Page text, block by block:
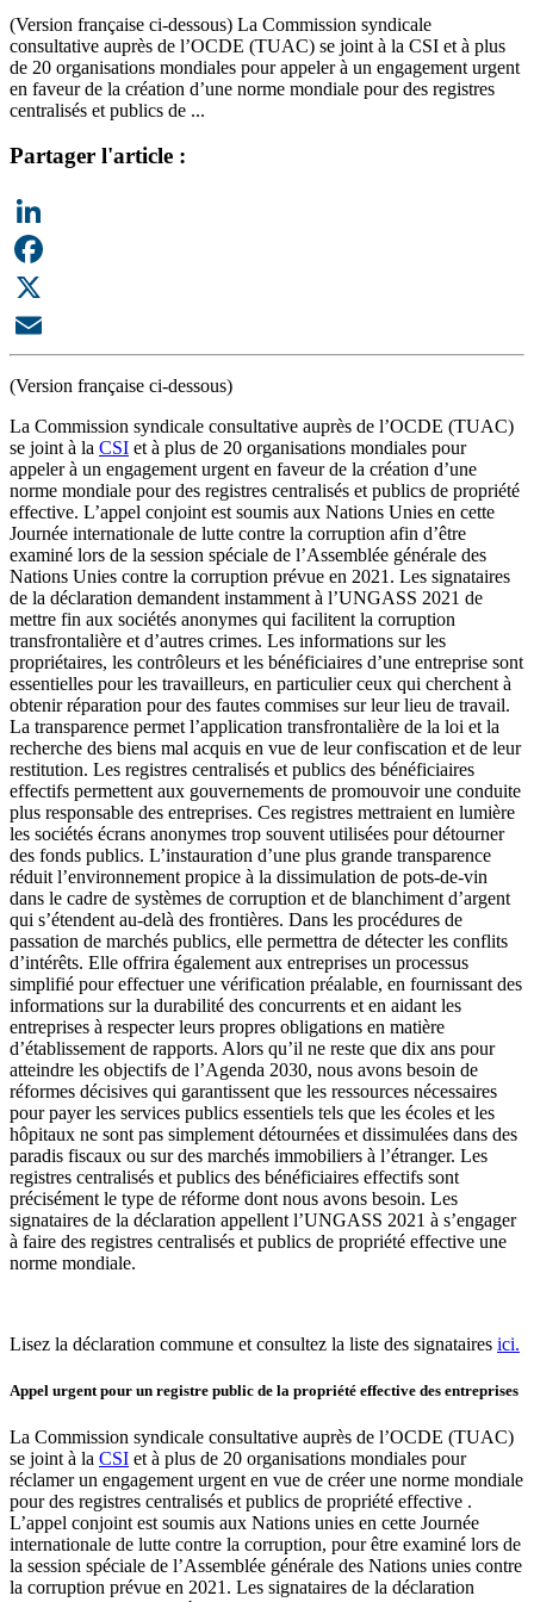
(Version française ci-dessous) La Commission syndicale
consultative auprès de l’OCDE (TUAC) se joint à la CSI et à plus
de 20 organisations mondiales pour appeler à un engagement urgent
en faveur de la création d’une norme mondiale pour des registres
centralisés et publics de ...
Partager l'article :
LinkedIn
Facebook
X
Email
(Version française ci-dessous)
La Commission syndicale consultative auprès de l’OCDE (TUAC)
se joint à la CSI et à plus de 20 organisations mondiales pour
appeler à un engagement urgent en faveur de la création d’une
norme mondiale pour des registres centralisés et publics de propriété
effective. L’appel conjoint est soumis aux Nations Unies en cette
Journée internationale de lutte contre la corruption afin d’être
examiné lors de la session spéciale de l’Assemblée générale des
Nations Unies contre la corruption prévue en 2021. Les signataires
de la déclaration demandent instamment à l’UNGASS 2021 de
mettre fin aux sociétés anonymes qui facilitent la corruption
transfrontalière et d’autres crimes. Les informations sur les
propriétaires, les contrôleurs et les bénéficiaires d’une entreprise sont
essentielles pour les travailleurs, en particulier ceux qui cherchent à
obtenir réparation pour des fautes commises sur leur lieu de travail.
La transparence permet l’application transfrontalière de la loi et la
recherche des biens mal acquis en vue de leur confiscation et de leur
restitution. Les registres centralisés et publics des bénéficiaires
effectifs permettent aux gouvernements de promouvoir une conduite
plus responsable des entreprises. Ces registres mettraient en lumière
les sociétés écrans anonymes trop souvent utilisées pour détourner
des fonds publics. L’instauration d’une plus grande transparence
réduit l’environnement propice à la dissimulation de pots-de-vin
dans le cadre de systèmes de corruption et de blanchiment d’argent
qui s’étendent au-delà des frontières. Dans les procédures de
passation de marchés publics, elle permettra de détecter les conflits
d’intérêts. Elle offrira également aux entreprises un processus
simplifié pour effectuer une vérification préalable, en fournissant des
informations sur la durabilité des concurrents et en aidant les
entreprises à respecter leurs propres obligations en matière
d’établissement de rapports. Alors qu’il ne reste que dix ans pour
atteindre les objectifs de l’Agenda 2030, nous avons besoin de
réformes décisives qui garantissent que les ressources nécessaires
pour payer les services publics essentiels tels que les écoles et les
hôpitaux ne sont pas simplement détournées et dissimulées dans des
paradis fiscaux ou sur des marchés immobiliers à l’étranger. Les
registres centralisés et publics des bénéficiaires effectifs sont
précisément le type de réforme dont nous avons besoin. Les
signataires de la déclaration appellent l’UNGASS 2021 à s’engager
à faire des registres centralisés et publics de propriété effective une
norme mondiale.
Lisez la déclaration commune et consultez la liste des signataires ici.
Appel urgent pour un registre public de la propriété effective des entreprises
La Commission syndicale consultative auprès de l’OCDE (TUAC)
se joint à la CSI et à plus de 20 organisations mondiales pour
réclamer un engagement urgent en vue de créer une norme mondiale
pour des registres centralisés et publics de propriété effective .
L’appel conjoint est soumis aux Nations unies en cette Journée
internationale de lutte contre la corruption, pour être examiné lors de
la session spéciale de l’Assemblée générale des Nations unies contre
la corruption prévue en 2021. Les signataires de la déclaration